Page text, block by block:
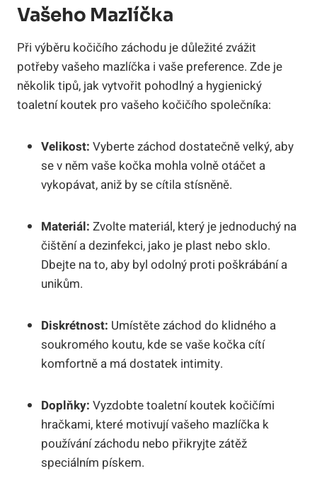
Vašeho Mazlíčka
Při výběru kočičího záchodu je důležité zvážit
potřeby vašeho mazlíčka i vaše preference. Zde je
několik tipů, jak vytvořit pohodlný a hygienický
toaletní koutek pro vašeho kočičího společníka:
Velikost: Vyberte záchod dostatečně velký, aby
se v něm vaše kočka mohla volně otáčet a
vykopávat, aniž by se cítila stísněně.
Materiál: Zvolte materiál, který je jednoduchý na
čištění a dezinfekci, jako je plast nebo sklo.
Dbejte na to, aby byl odolný proti poškrábání a
unikům.
Diskrétnost: Umístěte záchod do klidného a
soukromého koutu, kde se vaše kočka cítí
komfortně a má dostatek intimity.
Doplňky: Vyzdobte toaletní koutek kočičími
hračkami, které motivují vašeho mazlíčka k
používání záchodu nebo přikryjte zátěž
speciálním pískem.